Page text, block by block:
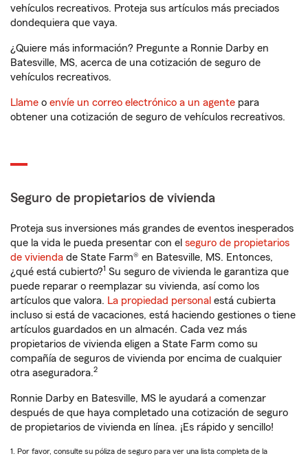
vehículos recreativos. Proteja sus artículos más preciados
dondequiera que vaya.
¿Quiere más información? Pregunte a Ronnie Darby en
Batesville, MS, acerca de una cotización de seguro de
vehículos recreativos.
Llame o envíe un correo electrónico a un agente para
obtener una cotización de seguro de vehículos recreativos.
Seguro de propietarios de vivienda
Proteja sus inversiones más grandes de eventos inesperados
que la vida le pueda presentar con el seguro de propietarios
de vivienda de State Farm® en Batesville, MS. Entonces,
¿qué está cubierto?1 Su seguro de vivienda le garantiza que
puede reparar o reemplazar su vivienda, así como los
artículos que valora. La propiedad personal está cubierta
incluso si está de vacaciones, está haciendo gestiones o tiene
artículos guardados en un almacén. Cada vez más
propietarios de vivienda eligen a State Farm como su
compañía de seguros de vivienda por encima de cualquier
otra aseguradora.2
Ronnie Darby en Batesville, MS le ayudará a comenzar
después de que haya completado una cotización de seguro
de propietarios de vivienda en línea. ¡Es rápido y sencillo!
1. Por favor, consulte su póliza de seguro para ver una lista completa de la